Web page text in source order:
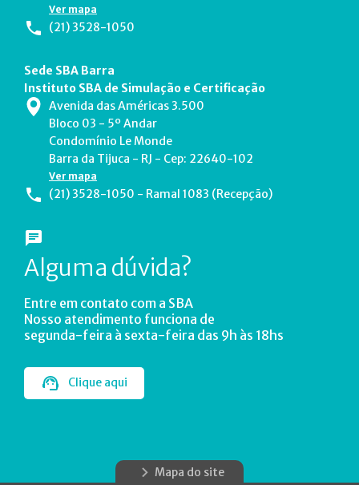
Ver mapa
(21) 3528-1050
Sede SBA Barra
Instituto SBA de Simulação e Certificação
Avenida das Américas 3.500
Bloco 03 - 5º Andar
Condomínio Le Monde
Barra da Tijuca - RJ - Cep: 22640-102
Ver mapa
(21) 3528-1050 - Ramal 1083 (Recepção)
Alguma dúvida?
Entre em contato com a SBA
Nosso atendimento funciona de
segunda-feira à sexta-feira das 9h às 18hs
Clique aqui
Mapa do site